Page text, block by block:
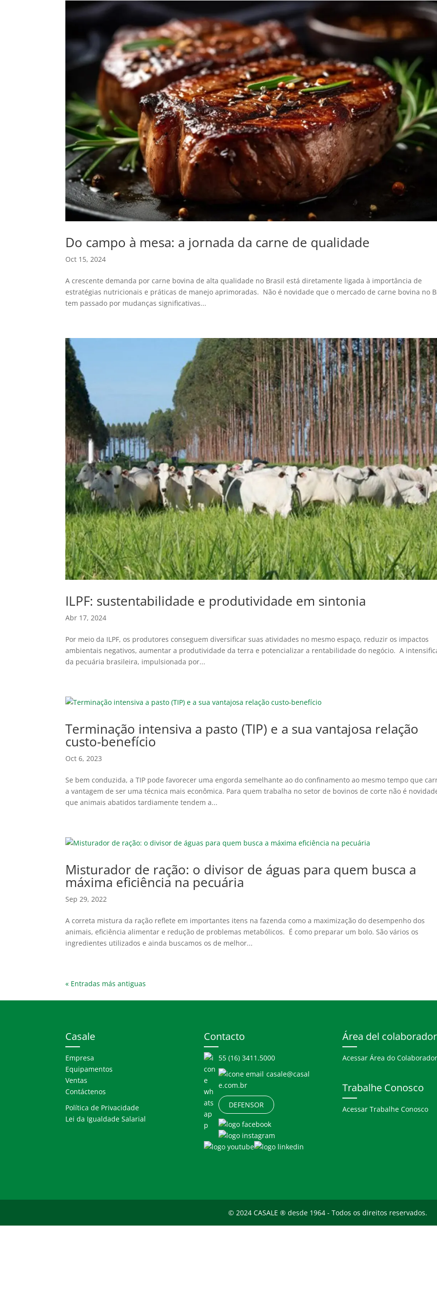
Do campo à mesa: a jornada da carne de qualidade
Oct 15, 2024
A crescente demanda por carne bovina de alta qualidade no Brasil está diretamente ligada à importância de
estratégias nutricionais e práticas de manejo aprimoradas. Não é novidade que o mercado de carne bovina no
tem passado por mudanças significativas...
ILPF: sustentabilidade e produtividade em sintonia
Abr 17, 2024
Por meio da ILPF, os produtores conseguem diversificar suas atividades no mesmo espaço, reduzir os impactos
ambientais negativos, aumentar a produtividade da terra e potencializar a rentabilidade do negócio. A
da pecuária brasileira, impulsionada por...
Terminação intensiva a pasto (TIP) e a sua vantajosa relação
custo-benefício
Oct 6, 2023
Se bem conduzida, a TIP pode favorecer uma engorda semelhante ao do confinamento ao mesmo tempo que
a vantagem de ser uma técnica mais econômica. Para quem trabalha no setor de bovinos de corte não é
que animais abatidos tardiamente tendem a...
Misturador de ração: o divisor de águas para quem busca a
máxima eficiência na pecuária
Sep 29, 2022
A correta mistura da ração reflete em importantes itens na fazenda como a maximização do desempenho dos
animais, eficiência alimentar e redução de problemas metabólicos. É como preparar um bolo. São vários os
ingredientes utilizados e ainda buscamos os de melhor...
« Entradas más antiguas
Casale
Empresa
Equipamentos
Ventas
Contáctenos
Política de Privacidade
Lei da Igualdade Salarial
Contacto
55 (16) 3411.5000
casale@casal
e.com.br
DEFENSOR
Área del colaborador
Acessar Área do Colaborador
Trabalhe Conosco
Acessar Trabalhe Conosco
© 2024 CASALE ® desde 1964 - Todos os direitos reservados.